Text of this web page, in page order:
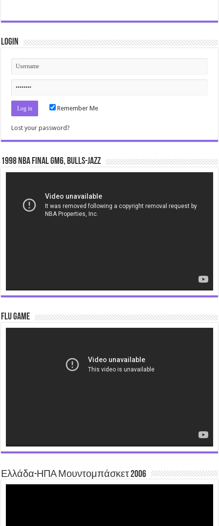
Login
Remember Me
Lost your password?
1998 NBA Final gm6, Bulls-Jazz
Flu Game
Ελλάδα-ΗΠΑ Μουντομπάσκετ 2006